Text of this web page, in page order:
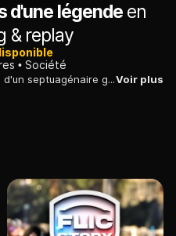
d'une légende en
& replay
Société
C'est l'histoire d'un pari fou, celui d'un septuagénaire genevois, c'est l'histoire d'un rêve qui pèse 850 tonnes et mesure 60 mètres de long : le «Waow».Voir plus